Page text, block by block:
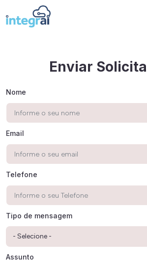
Enviar
Nome
Email
Telefone
Tipo de mensagem
Assunto